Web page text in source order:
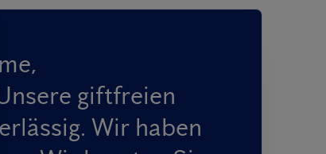
giftfreien
Wir haben